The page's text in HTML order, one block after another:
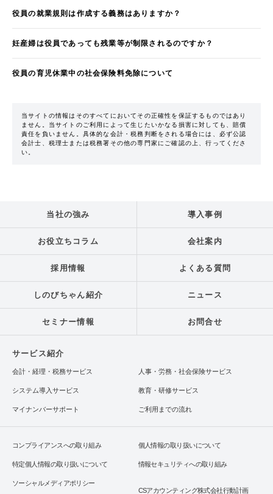
役員の就業規則は作成する義務はありますか？
妊産婦は役員であっても残業等が制限されるのですか？
役員の育児休業中の社会保険料免除について
当サイトの情報はそのすべてにおいてその正確性を保証するものではあり
ません。当サイトのご利用によって生じたいかなる損害に対しても、賠償
責任を負いません。具体的な会計・税務判断をされる場合には、必ず公認
会計士、税理士または税務署その他の専門家にご確認の上、行ってくださ
い。
当社の強み 導入事例
お役立ちコラム 会社案内
採用情報 よくある質問
しのびちゃん紹介 ニュース
セミナー情報 お問合せ
サービス紹介
会計・経理・税務サービス 人事・労務・社会保険サービス
システム導入サービス 教育・研修サービス
マイナンバーサポート ご利用までの流れ
コンプライアンスへの取り組み 個人情報の取り扱いについて
特定個人情報の取り扱いについて 情報セキュリティへの取り組み
ソーシャルメディアポリシー
CSアカウンティング株式会社行動計画